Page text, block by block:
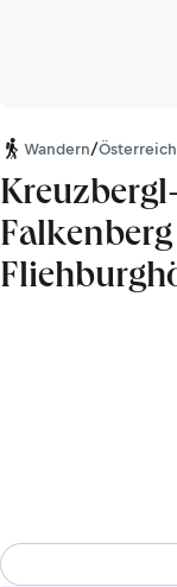
Wandern/Österreich